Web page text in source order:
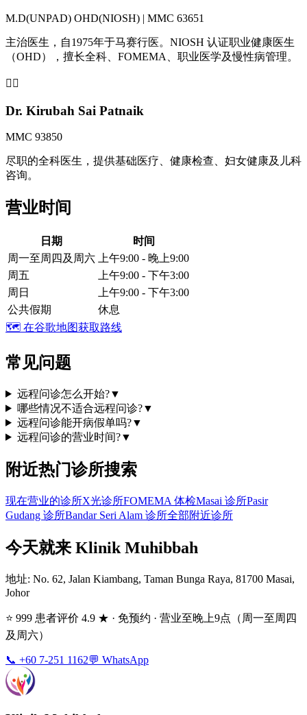
M.D(UNPAD) OHD(NIOSH) | MMC 63651
主治医生，自1975年于马赛行医。NIOSH 认证职业健康医生
（OHD），擅长全科、FOMEMA、职业医学及慢性病管理。
👩‍⚕️
Dr. Kirubah Sai Patnaik
MMC 93850
尽职的全科医生，提供基础医疗、健康检查、妇女健康及儿科
咨询。
营业时间
日期
时间
周一至周四及周六
上午9:00 - 晚上9:00
周五
上午9:00 - 下午3:00
周日
上午9:00 - 下午3:00
公共假期
休息
🗺️ 在谷歌地图获取路线
常见问题
远程问诊怎么开始?▼
哪些情况不适合远程问诊?▼
远程问诊能开病假单吗?▼
远程问诊的营业时间?▼
附近热门诊所搜索
现在营业的诊所X光诊所FOMEMA 体检Masai 诊所Pasir
Gudang 诊所Bandar Seri Alam 诊所全部附近诊所
今天就来 Klinik Muhibbah
地址: No. 62, Jalan Kiambang, Taman Bunga Raya, 81700 Masai,
Johor
⭐ 999 患者评价 4.9 ★ · 免预约 · 营业至晚上9点（周一至周四
及周六）
📞 +60 7-251 1162💬 WhatsApp